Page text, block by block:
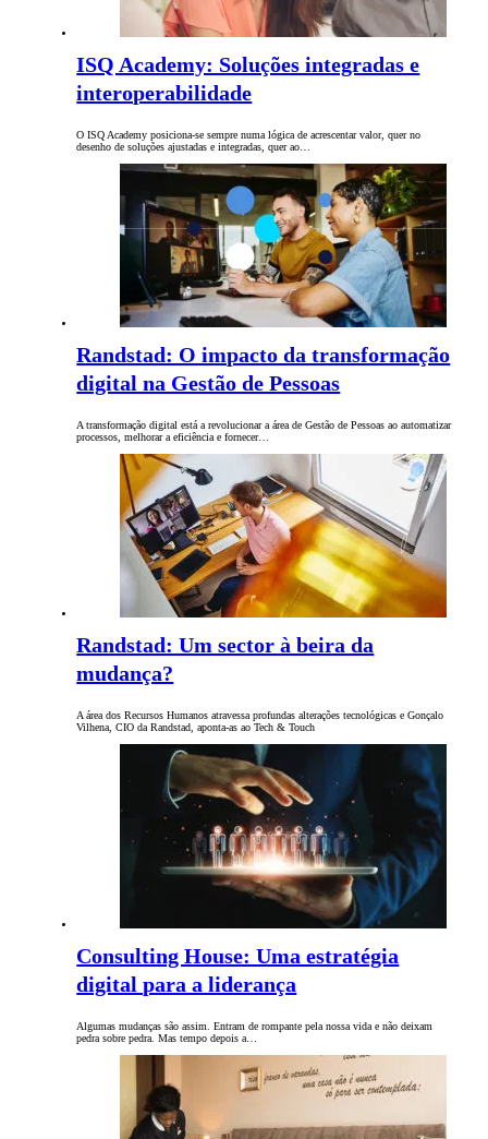
ISQ Academy: Soluções integradas e
interoperabilidade
O ISQ Academy posiciona-se sempre numa lógica de acrescentar valor, quer no
desenho de soluções ajustadas e integradas, quer ao…
Randstad: O impacto da transformação
digital na Gestão de Pessoas
A transformação digital está a revolucionar a área de Gestão de Pessoas ao automatizar
processos, melhorar a eficiência e fornecer…
Randstad: Um sector à beira da
mudança?
A área dos Recursos Humanos atravessa profundas alterações tecnológicas e Gonçalo
Vilhena, CIO da Randstad, aponta-as ao Tech & Touch
Consulting House: Uma estratégia
digital para a liderança
Algumas mudanças são assim. Entram de rompante pela nossa vida e não deixam
pedra sobre pedra. Mas tempo depois a…